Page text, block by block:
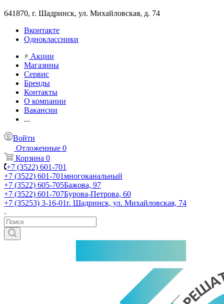
641870, г. Шадринск, ул. Михайловская, д. 74
Вконтакте
Одноклассники
Акции
Магазины
Сервис
Бренды
Контакты
О компании
Вакансии
...
Войти
Отложенные 0
Корзина 0
+7 (3522) 601-701
+7 (3522) 601-701многоканальный
+7 (3522) 605-705Бажова, 97
+7 (3522) 601-707Бурова-Петрова, 60
+7 (35253) 3-16-01г. Шадринск, ул. Михайловская, 74